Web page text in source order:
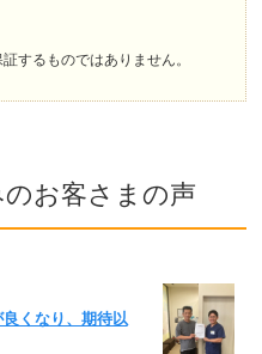
するものではありません。
お客さまの声
くなり、期待以